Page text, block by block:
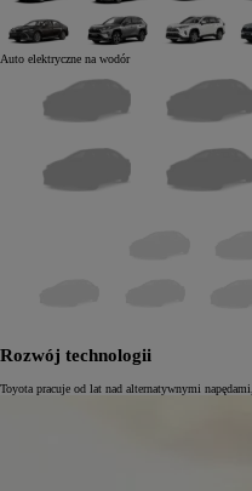
Auto elektryczne na wodór
Rozwój technologii
Toyota pracuje od lat nad alternatywnymi